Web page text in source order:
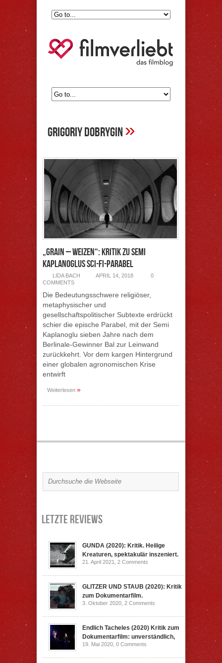
Grigoriy Dobrygin»
„Grain – Weizen“: Kritik zu Semi
Kaplanoglus Sci-Fi-Parabel
LIDA BACH APRIL 14, 2018
0
COMMENTS
Die Bedeutungsschwere religiöser,
metaphysischer und
gesellschaftspolitischer Subtexte erdrückt
schier die epische Parabel, mit der Semi
Kaplanoglu sieben Jahre nach dem
Berlinale-Gewinner Bal zur Leinwand
zurückkehrt. Vor dem kargen Hintergrund
einer globalen agronomischen Krise
entwirft
Weiterlesen »
Letzte Reviews
GUNDA (2020): Kritik. Heilige
Kreaturen, spektakulär inszeniert.
21. April 2021, 2 Comments
GLITZER UND STAUB (2020): Kritik
zum Dokumentarfilm.
3. Oktober 2020, 2 Comments
Endlich Tacheles (2020) Kritik zum
Dokumentarfilm: unverständlich,
19. Mai 2020, 0 Comments